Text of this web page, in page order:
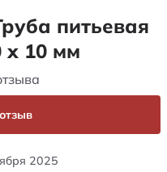
питьевая
х 10 мм
2025